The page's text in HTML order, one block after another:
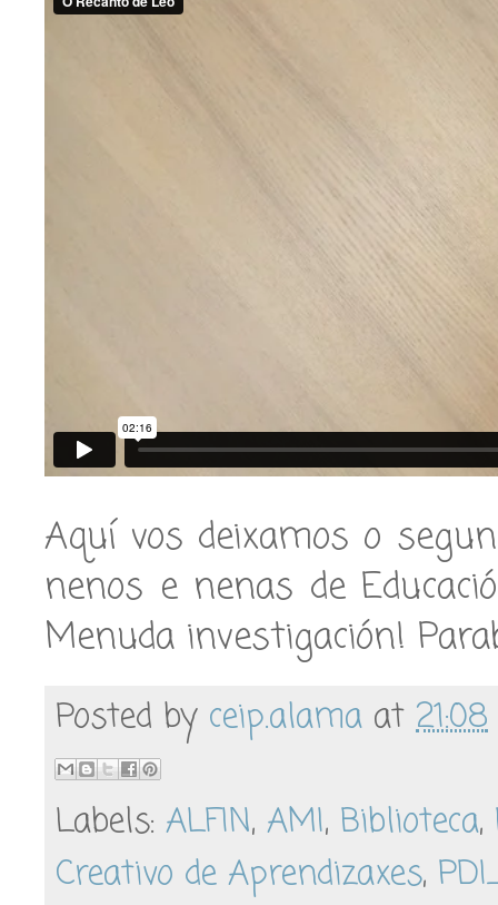
Aquí vos deixamos o
nenos e nenas de
Menuda investigación!
Posted by ceip.alama at 21:08
Labels: ALFIN, AMI, Biblioteca,
Creativo de Aprendizaxes,